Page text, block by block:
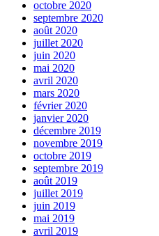
octobre 2020
septembre 2020
août 2020
juillet 2020
juin 2020
mai 2020
avril 2020
mars 2020
février 2020
janvier 2020
décembre 2019
novembre 2019
octobre 2019
septembre 2019
août 2019
juillet 2019
juin 2019
mai 2019
avril 2019